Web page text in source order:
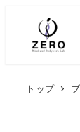
トップ